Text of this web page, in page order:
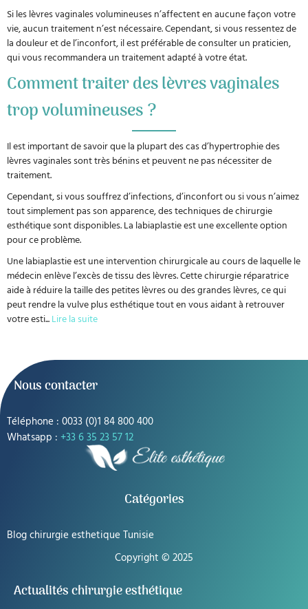
Si les lèvres vaginales volumineuses n’affectent en aucune façon votre
vie, aucun traitement n’est nécessaire. Cependant, si vous ressentez de
la douleur et de l’inconfort, il est préférable de consulter un praticien,
qui vous recommandera un traitement adapté à votre état.
Comment traiter des lèvres vaginales
trop volumineuses ?
Il est important de savoir que la plupart des cas d’hypertrophie des
lèvres vaginales sont très bénins et peuvent ne pas nécessiter de
traitement.
Cependant, si vous souffrez d’infections, d’inconfort ou si vous n’aimez
tout simplement pas son apparence, des techniques de chirurgie
esthétique sont disponibles. La labiaplastie est une excellente option
pour ce problème.
Une labiaplastie est une intervention chirurgicale au cours de laquelle le
médecin enlève l’excès de tissu des lèvres. Cette chirurgie réparatrice
aide à réduire la taille des petites lèvres ou des grandes lèvres, ce qui
peut rendre la vulve plus esthétique tout en vous aidant à retrouver
votre esti...Lire la suite
Nous contacter
Téléphone : 0033 (0)1 84 800 400
Whatsapp : +33 6 35 23 57 12
Catégories
Blog chirurgie esthetique Tunisie
Copyright © 2025
Actualités chirurgie esthétique